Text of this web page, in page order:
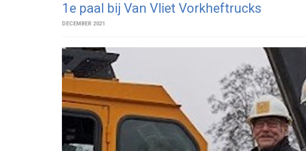
1e paal bij Van Vliet Vorkheftrucks
DECEMBER 2021